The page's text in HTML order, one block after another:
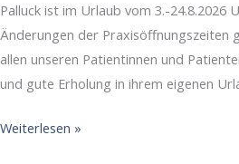
Palluck ist im Urlaub vom 3.-24.8.2026
Änderungen der Praxisöffnungszeiten
allen unseren Patientinnen und
und gute Erholung in ihrem eigenen
Urlaub
Weiterlesen »